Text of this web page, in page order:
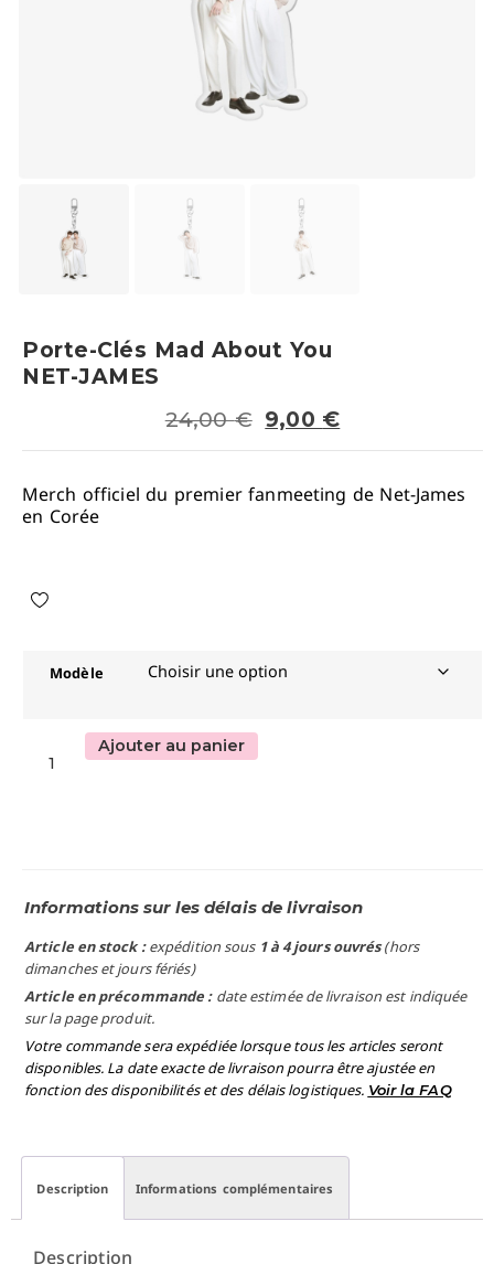
Porte-Clés Mad About You
NET-JAMES
24,00€ 9,00 €
Merch officiel du premier fanmeeting de Net-James
en Corée
Modèle
Ajouter au panier
Informations sur les délais de livraison
Article en stock :expédition sous 1 à 4 jours ouvrés(hors
dimanches et jours fériés)
Article en précommande : date estimée de livraison est indiquée
sur la page produit.
Votre commande sera expédiée lorsque tous les articles seront
disponibles. La date exacte de livraison pourra être ajustée en
fonction des disponibilités et des délais logistiques. Voir la FAQ
Description Informations complémentaires
Description